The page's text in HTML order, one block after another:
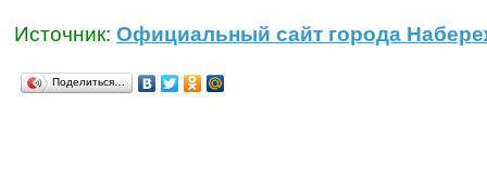
Источник: Официальный сайт города
Поделиться…